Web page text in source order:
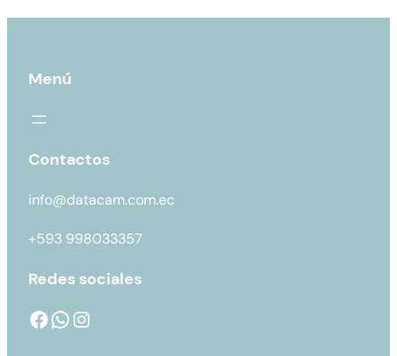
Menú
Contactos
info@datacam.com.ec
+593 998033357
Redes sociales